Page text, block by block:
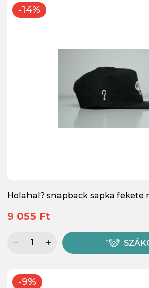
-14%
Holahal? snapback sapka fekete
9 055 Ft
-9%